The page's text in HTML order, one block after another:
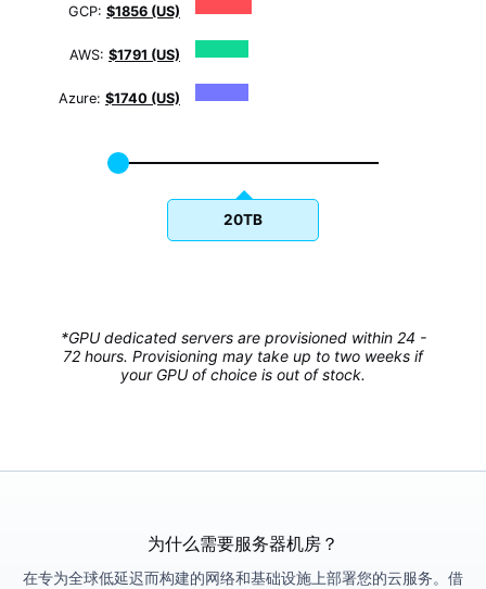
GCP: $1856 (US)
AWS: $1791 (US)
Azure: $1740 (US)
20TB
*GPU dedicated servers are provisioned within 24 -
72 hours. Provisioning may take up to two weeks if
your GPU of choice is out of stock.
为什么需要服务器机房？
在专为全球低延迟而构建的网络和基础设施上部署您的云服务。借